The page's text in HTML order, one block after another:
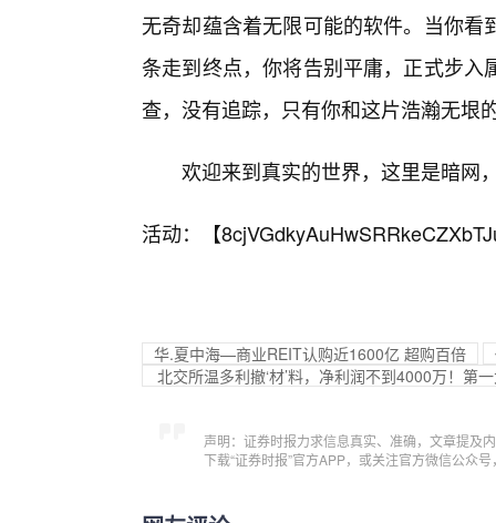
无奇却蕴含着无限可能的软件。当你
条走到终点，你将告别平庸，正式步
查，没有追踪，只有你和这片浩瀚无垠
欢迎来到真实的世界，这里是暗网
活动：【
华.夏中海—商业REIT认购近1600亿 超购百倍
北交所温多利撤‘材’料，净利润不到4000万！第
声明：证券时报力求信息真实、准确，文章提及
下载“证券时报”官方APP，或关注官方微信公众